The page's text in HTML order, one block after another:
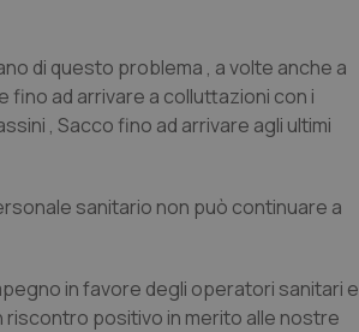
di questo problema , a volte anche a
ad arrivare a colluttazioni con i
, Sacco fino ad arrivare agli ultimi
sanitario non può continuare a
in favore degli operatori sanitari e
riscontro positivo in merito alle nostre